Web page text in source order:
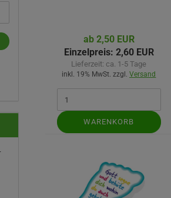
ab 2,50 EUR
Einzelpreis: 2,60 EUR
Lieferzeit: ca. 1-5 Tage
inkl. 19% MwSt. zzgl.Versand
WARENKORB